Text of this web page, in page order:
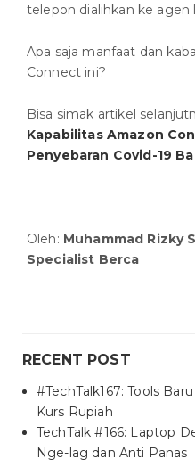
telepon dialihkan ke agen
Apa saja manfaat dan
Connect ini?
Bisa simak artikel
Kapabilitas Amazon
Penyebaran Covid-19
Oleh: Muhammad Rizky
Specialist Berca
RECENT POST
#TechTalk167: Tools
Kurs Rupiah
TechTalk #166: Laptop
Nge-lag dan Anti Panas